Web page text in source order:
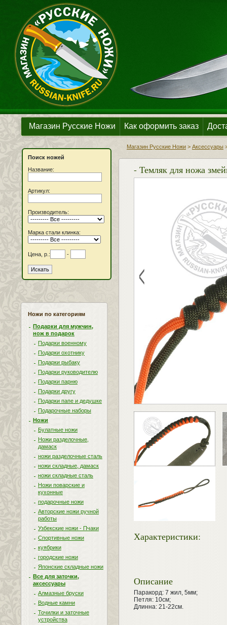
Магазин Русские Ножи Как оформить заказ
Поиск ножей
Название:
Артикул:
Производитель:
Марка стали клинка:
Цена, р.: -
Ножи по категориям
Подарки для мужчин,
нож в подарок
Подарки военному
Подарки охотнику
Подарки рыбаку
Подарки руководителю
Подарки парню
Подарки другу
Подарки папе и дедушке
Подарочные наборы
Ножи
Булатные ножи
Ножи разделочные,
дамаск
ножи разделочные сталь
ножи складные, дамаск
ножи складные сталь
Ножи поварские и
кухонные
подарочные ножи
Авторские ножи ручной
работы
Узбекские ножи - Пчаки
Спортивные ножи
куябрики
городские ножи
Японские складные ножи
Все для заточки,
аксессуары
Алмазные бруски
Водные камни
Точилки и заточные
устройства
Магазин Русские Ножи > Аксессуары
- Темляк для ножа
<
Характеристики:
Описание
Паракорд: 7 жил, 5мм;
Петля: 10см;
Длинна: 21-22см.